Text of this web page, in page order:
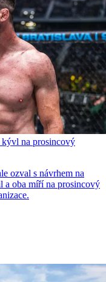
na prosincový
ozval s návrhem na
a oba míří na prosincový